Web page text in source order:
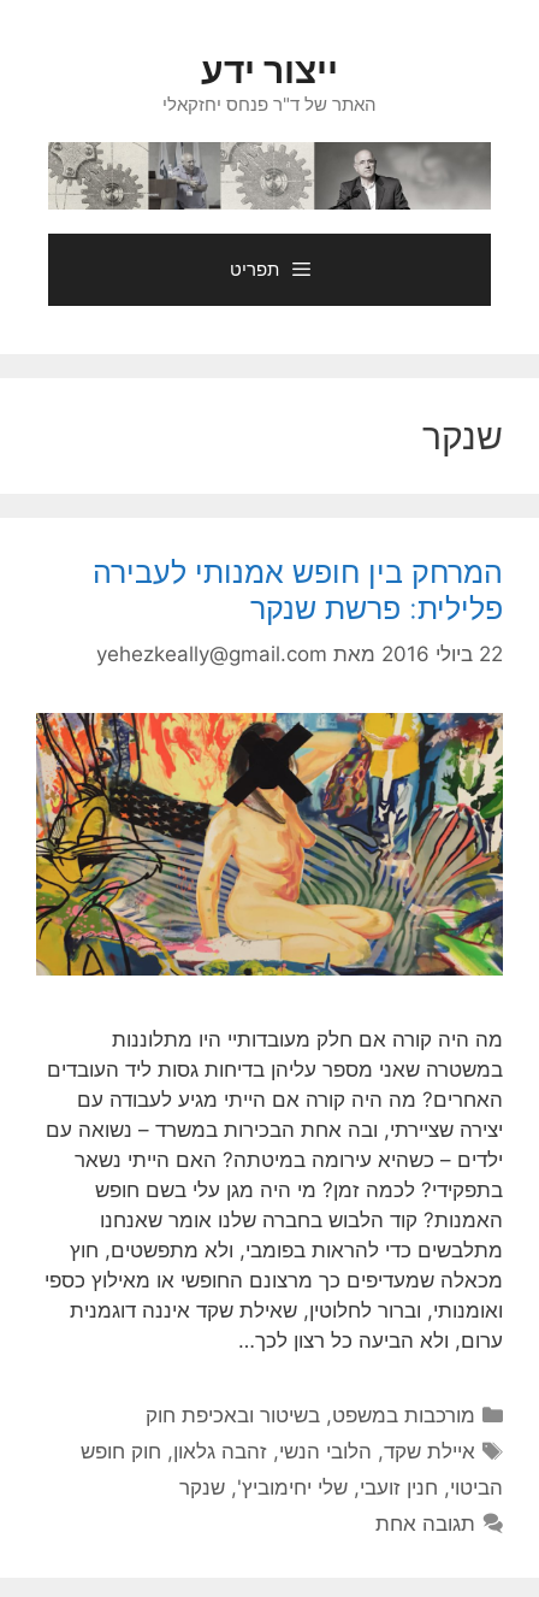
ייצור ידע
האתר של ד"ר פנחס יחזקאלי
תפריט
שנקר
המרחק בין חופש אמנותי לעבירה
פלילית: פרשת שנקר
22 ביולי 2016 מאת yehezkeally@gmail.com
מה היה קורה אם חלק מעובדותיי היו מתלוננות
במשטרה שאני מספר עליהן בדיחות גסות ליד העובדים
האחרים? מה היה קורה אם הייתי מגיע לעבודה עם
יצירה שציירתי, ובה אחת הבכירות במשרד – נשואה עם
ילדים – כשהיא עירומה במיטתה? האם הייתי נשאר
בתפקידי? לכמה זמן? מי היה מגן עלי בשם חופש
האמנות? קוד הלבוש בחברה שלנו אומר שאנחנו
מתלבשים כדי להראות בפומבי, ולא מתפשטים, חוץ
מכאלה שמעדיפים כך מרצונם החופשי או מאילוץ כספי
ואומנותי, וברור לחלוטין, שאילת שקד איננה דוגמנית
ערום, ולא הביעה כל רצון לכך…
קטגוריות
מורכבות במשפט, בשיטור ובאכיפת חוק
תגיות
איילת שקד, הלובי הנשי,זהבה גלאון, חוק חופש
הביטוי, חנין זועבי, שלי יחימוביץ', שנקר
תגובה אחת